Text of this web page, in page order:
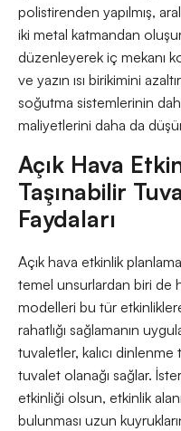
polistirenden yapılmış,
iki metal katmandan
düzenleyerek iç mekanı
ve yazın ısı birikimini
soğutma sistemlerinin
maliyetlerini daha da
Açık Hava
Taşınabilir
Faydaları
Açık hava etkinlik
temel unsurlardan biri de
modelleri bu tür
rahatlığı sağlamanın
tuvaletler, kalıcı
tuvalet olanağı sağlar.
etkinliği olsun, etkinlik
bulunması uzun